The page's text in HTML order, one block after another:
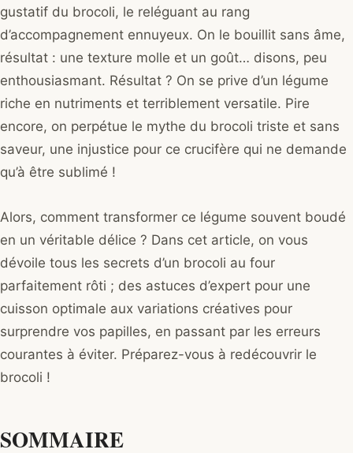
gustatif du brocoli, le reléguant au rang
d’accompagnement ennuyeux. On le bouillit sans âme,
résultat : une texture molle et un goût… disons, peu
enthousiasmant. Résultat ? On se prive d’un légume
riche en nutriments et terriblement versatile. Pire
encore, on perpétue le mythe du brocoli triste et sans
saveur, une injustice pour ce crucifère qui ne demande
qu’à être sublimé !
Alors, comment transformer ce légume souvent boudé
en un véritable délice ? Dans cet article, on vous
dévoile tous les secrets d’un brocoli au four
parfaitement rôti ; des astuces d’expert pour une
cuisson optimale aux variations créatives pour
surprendre vos papilles, en passant par les erreurs
courantes à éviter. Préparez-vous à redécouvrir le
brocoli !
SOMMAIRE